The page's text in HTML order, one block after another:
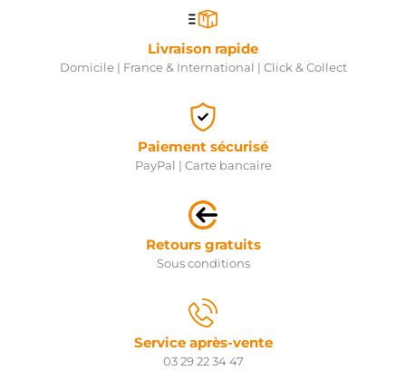
Livraison rapide
Domicile | France & International | Click & Collect
Paiement sécurisé
PayPal | Carte bancaire
Retours gratuits
Sous conditions
Service après-vente
03 29 22 34 47